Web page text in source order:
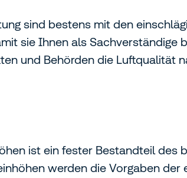
sind bestens mit den
sie Ihnen als
und Behörden die Luftqualität
ist ein fester Bestandteil des
werden die Vorgaben der